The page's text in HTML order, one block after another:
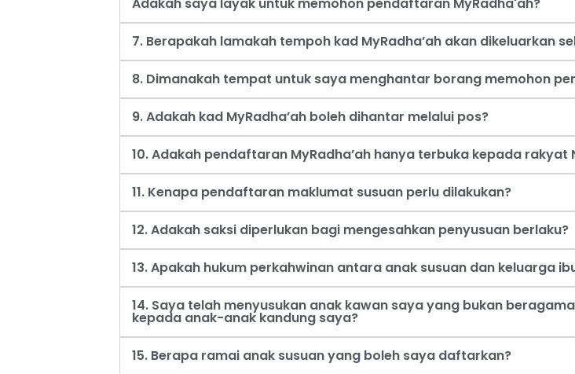
Adakah saya layak untuk memohon pendaftaran MyRadha'ah?
7. Berapakah lamakah tempoh kad MyRadha’ah akan dikeluarkan
8. Dimanakah tempat untuk saya menghantar borang memohon
9. Adakah kad MyRadha’ah boleh dihantar melalui pos?
10. Adakah pendaftaran MyRadha’ah hanya terbuka kepada rakyat
11. Kenapa pendaftaran maklumat susuan perlu dilakukan?
12. Adakah saksi diperlukan bagi mengesahkan penyusuan berlaku?
13. Apakah hukum perkahwinan antara anak susuan dan keluarga
14. Saya telah menyusukan anak kawan saya yang bukan
kepada anak-anak kandung saya?
15. Berapa ramai anak susuan yang boleh saya daftarkan?